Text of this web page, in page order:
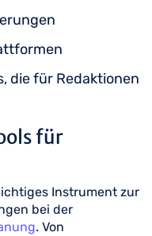
die für Redaktionen
für
Instrument zur
bei der
. Von